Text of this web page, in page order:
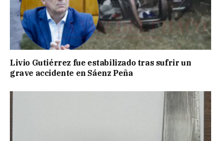
Livio Gutiérrez fue estabilizado tras sufrir un
grave accidente en Sáenz Peña